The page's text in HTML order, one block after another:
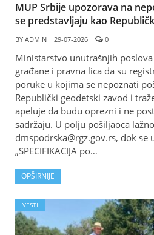
MUP Srbije upozorava na
se predstavlјaju kao
BY ADMIN 29-07-2026 0
Ministarstvo unutrašnjih poslova
građane i pravna lica da su
poruke u kojima se nepoznati
Republički geodetski zavod i
apeluje da budu oprezni i ne
sadržaju. U polјu pošilјaoca
dmspodrska@rgz.gov.rs, dok
„SPECIFIKACIJA po…
OPŠIRNIJE
VESTI